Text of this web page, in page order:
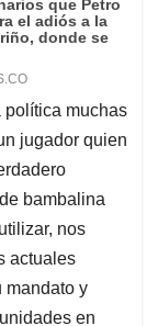
política muchas
jugador quien
bambalina
nos
actuales
mandato y
en